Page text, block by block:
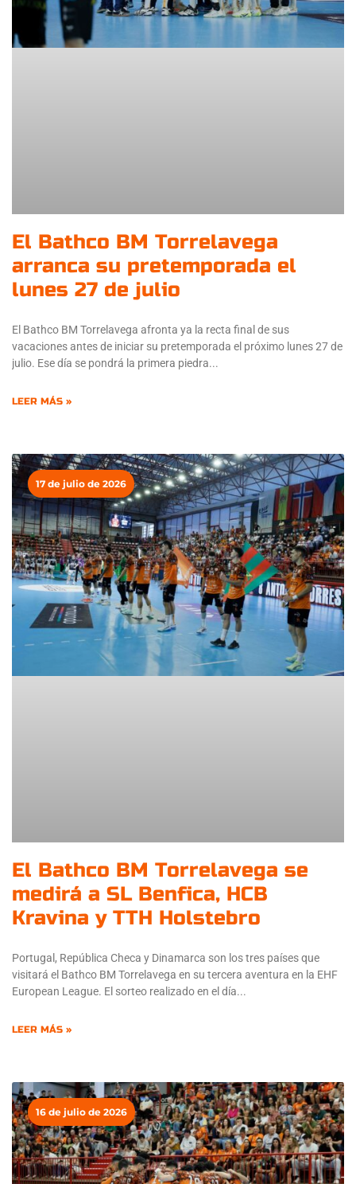
El Bathco BM Torrelavega
arranca su pretemporada el
lunes 27 de julio
El Bathco BM Torrelavega afronta ya la recta final de sus
vacaciones antes de iniciar su pretemporada el próximo lunes 27 de
julio. Ese día se pondrá la primera piedra
LEER MÁS »
El Bathco BM Torrelavega se
medirá a SL Benfica, HCB
Kravina y TTH Holstebro
Portugal, República Checa y Dinamarca son los tres países que
visitará el Bathco BM Torrelavega en su tercera aventura en la EHF
European League. El sorteo realizado en el día
LEER MÁS »
17 de julio de 2026
16 de julio de 2026